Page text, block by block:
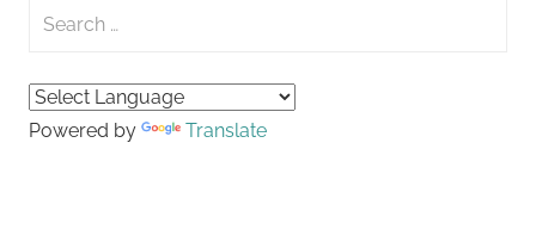
Search
Powered by Translate